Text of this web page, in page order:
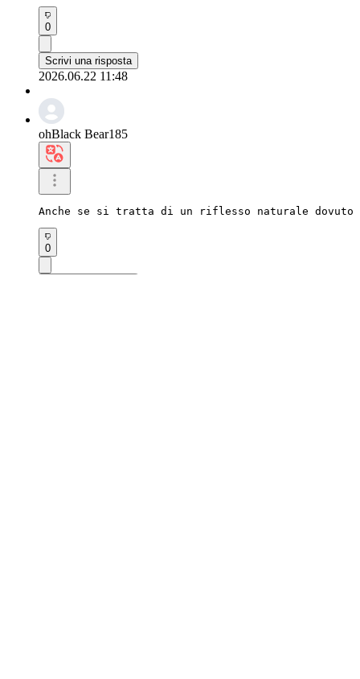
0
Scrivi una risposta
2026.06.22 11:48
ohBlack Bear185
Anche se si tratta di un riflesso naturale dovuto
0